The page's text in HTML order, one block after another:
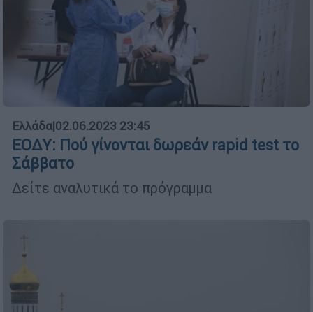
Ελλάδα|02.06.2023 23:45
ΕΟΔΥ: Πού γίνονται δωρεάν rapid test το
Σάββατο
Δείτε αναλυτικά το πρόγραμμα